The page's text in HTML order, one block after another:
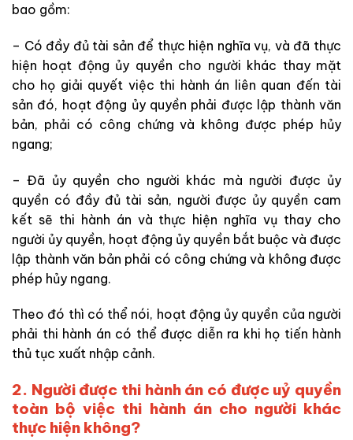
bao gồm:
– Có đầy đủ tài sản để thực hiện nghĩa vụ, và đã thực
hiện hoạt động ủy quyền cho người khác thay mặt
cho họ giải quyết việc thi hành án liên quan đến tài
sản đó, hoạt động ủy quyền phải được lập thành văn
bản, phải có công chứng và không được phép hủy
ngang;
– Đã ủy quyền cho người khác mà người được ủy
quyền có đầy đủ tài sản, người được ủy quyền cam
kết sẽ thi hành án và thực hiện nghĩa vụ thay cho
người ủy quyền, hoạt động ủy quyền bắt buộc và được
lập thành văn bản phải có công chứng và không được
phép hủy ngang.
Theo đó thì có thể nói, hoạt động ủy quyền của người
phải thi hành án có thể được diễn ra khi họ tiến hành
thủ tục xuất nhập cảnh.
2. Người được thi hành án có được uỷ quyền
toàn bộ việc thi hành án cho người khác
thực hiện không?